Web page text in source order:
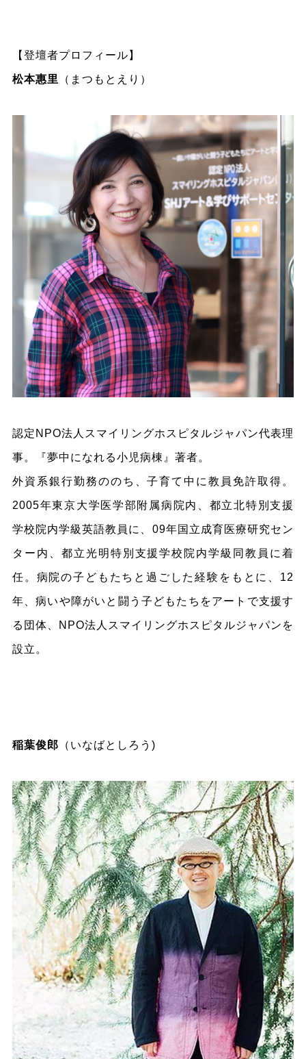
【登壇者プロフィール】
松本惠里 （まつもとえり）
認定NPO法人スマイリングホスピタルジャパン代表理
事。『夢中になれる小児病棟』著者。
外資系銀行勤務ののち、子育て中に教員免許取得。
2005年東京大学医学部附属病院内、都立北特別支援
学校院内学級英語教員に、09年国立成育医療研究セン
ター内、都立光明特別支援学校院内学級同教員に着
任。病院の子どもたちと過ごした経験をもとに、12
年、病いや障がいと闘う子どもたちをアートで支援す
る団体、NPO法人スマイリングホスピタルジャパンを
設立。
稲葉俊郎 （いなばとしろう)